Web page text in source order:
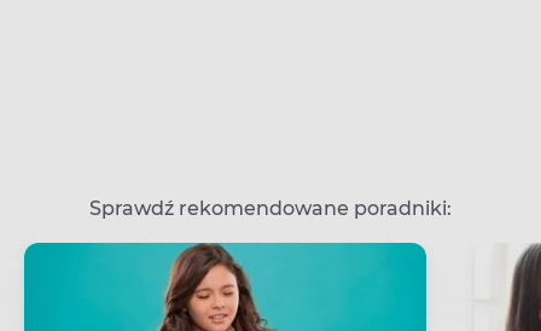
Sprawdź rekomendowane poradniki: